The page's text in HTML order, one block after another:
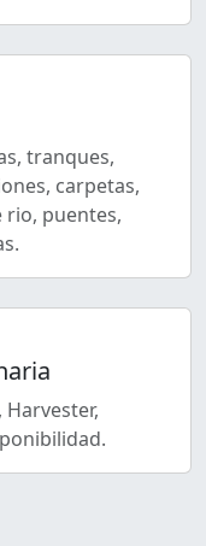
tranques,
carpetas,
rio, puentes,
Harvester,